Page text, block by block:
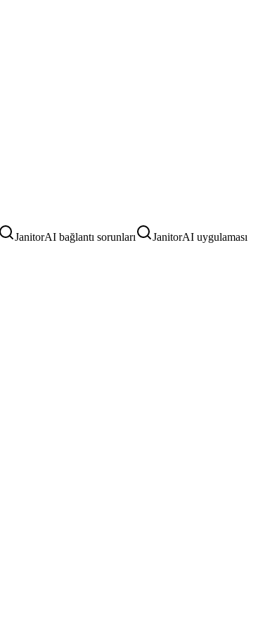
JanitorAI bağlantı sorunları
JanitorAI uygulaması